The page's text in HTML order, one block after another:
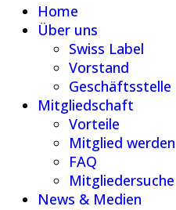
Home
Über uns
Swiss Label
Vorstand
Geschäftsstelle
Mitgliedschaft
Vorteile
Mitglied werden
FAQ
Mitgliedersuche
News & Medien